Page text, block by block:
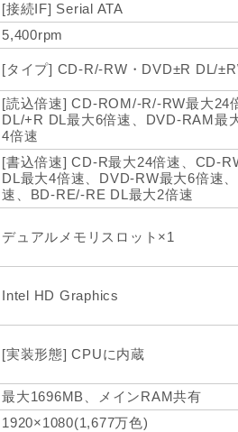
[接続IF] Serial ATA
5,400rpm
[タイプ] CD-R/-RW・DVD±R DL/
[読込倍速] CD-ROM/-R/-RW最大24
DL/+R DL最大6倍速、DVD-RAM最
4倍速
[書込倍速] CD-R最大24倍速、CD-
DL最大4倍速、DVD-RW最大6倍速
速、BD-RE/-RE DL最大2倍速
デュアルメモリスロット×1
Intel HD Graphics
[実装形態] CPUに内蔵
最大1696MB、メインRAM共有
1920×1080(1,677万色)